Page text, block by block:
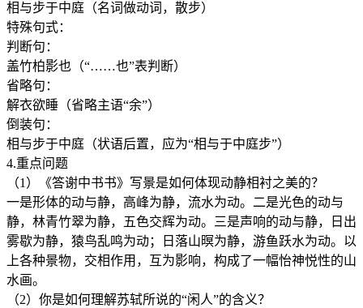
相与步于中庭（名词做动词，散步）
特殊句式：
判断句：
盖竹柏影也（“……也”表判断）
省略句：
解衣欲睡（省略主语“余”）
倒装句：
相与步于中庭（状语后置，应为“相与于中庭步”）
4.重点问题
（1）《答谢中书书》写景是如何体现动静相衬之美的？
一是形体的动与静，高峰为静，流水为动。二是光色的动与
静，林青竹翠为静，五色交辉为动。三是声响的动与静，日出
雾歇为静，猿鸟乱鸣为动；日落山暝为静，游鱼跃水为动。以
上各种景物，交相作用，互为影响，构成了一幅怡神悦性的山
水画。
（2）你是如何理解苏轼所说的“闲人”的含义？